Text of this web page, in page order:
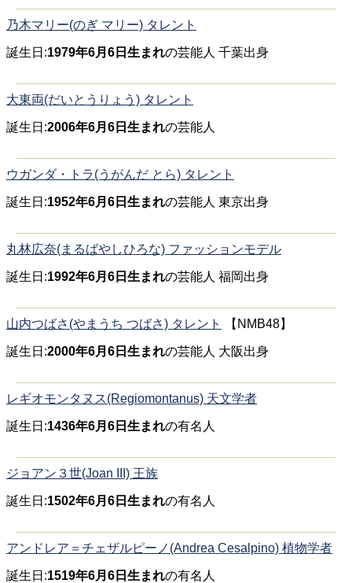
乃木マリー(のぎ マリー) タレント
誕生日:1979年6月6日生まれの芸能人 千葉出身
大東両(だいとうりょう) タレント
誕生日:2006年6月6日生まれの芸能人
ウガンダ・トラ(うがんだ とら) タレント
誕生日:1952年6月6日生まれの芸能人 東京出身
丸林広奈(まるばやしひろな) ファッションモデル
誕生日:1992年6月6日生まれの芸能人 福岡出身
山内つばさ(やまうち つばさ) タレント 【NMB48】
誕生日:2000年6月6日生まれの芸能人 大阪出身
レギオモンタヌス(Regiomontanus) 天文学者
誕生日:1436年6月6日生まれの有名人
ジョアン３世(Joan III) 王族
誕生日:1502年6月6日生まれの有名人
アンドレア＝チェザルピーノ(Andrea Cesalpino) 植物学者
誕生日:1519年6月6日生まれの有名人